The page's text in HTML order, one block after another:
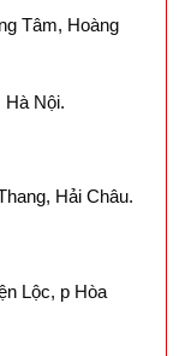
Tâm, Hoàng
Nội.
Hải Châu.
Lộc, p Hòa